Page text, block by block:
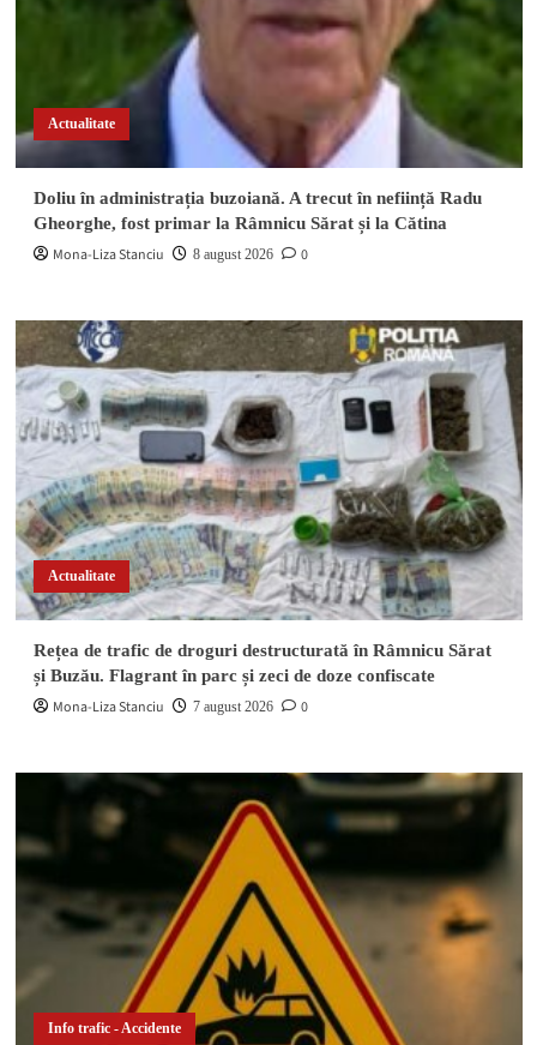
Actualitate
Doliu în administrația buzoiană. A trecut în neființă Radu
Gheorghe, fost primar la Râmnicu Sărat și la Cătina
Mona-Liza Stanciu 8 august 2026 0
Actualitate
Rețea de trafic de droguri destructurată în Râmnicu Sărat
și Buzău. Flagrant în parc și zeci de doze confiscate
Mona-Liza Stanciu 7 august 2026 0
Info trafic - Accidente